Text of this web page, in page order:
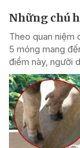
Những chú
Theo quan niệm
5 móng mang
điểm này, người